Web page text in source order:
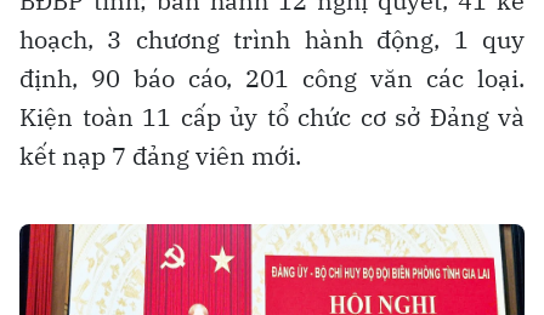
hoạch, 3 chương trình hành động, 1 quy
định, 90 báo cáo, 201 công văn các loại.
Kiện toàn 11 cấp ủy tổ chức cơ sở Đảng và
kết nạp 7 đảng viên mới.